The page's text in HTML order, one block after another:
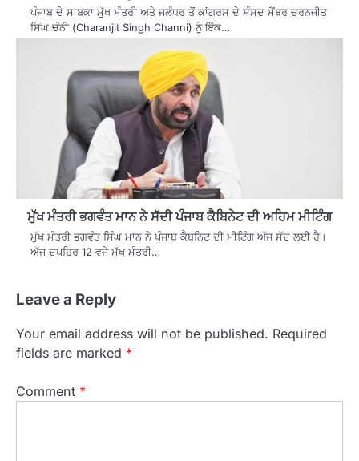
ਪੰਜਾਬ ਦੇ ਸਾਬਕਾ ਮੁੱਖ ਮੰਤਰੀ ਅਤੇ ਜਲੰਧਰ ਤੋਂ ਕਾਂਗਰਸ ਦੇ ਸੰਸਦ ਮੈਂਬਰ ਚਰਨਜੀਤ
ਸਿੰਘ ਚੰਨੀ (Charanjit Singh Channi) ਨੂੰ ਇੱਕ…
ਮੁੱਖ ਮੰਤਰੀ ਭਗਵੰਤ ਮਾਨ ਨੇ ਸੱਦੀ ਪੰਜਾਬ ਕੈਬਿਨੇਟ ਦੀ ਅਹਿਮ ਮੀਟਿੰਗ
ਮੁੱਖ ਮੰਤਰੀ ਭਗਵੰਤ ਸਿੰਘ ਮਾਨ ਨੇ ਪੰਜਾਬ ਕੈਬਨਿਟ ਦੀ ਮੀਟਿੰਗ ਅੱਜ ਸੱਦ ਲਈ ਹੈ।
ਅੱਜ ਦੁਪਹਿਰ 12 ਵਜੇ ਮੁੱਖ ਮੰਤਰੀ…
Leave a Reply
Your email address will not be published. Required
fields are marked *
Comment *